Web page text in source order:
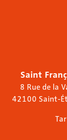
Saint
8 Rue de la
42100 Saint-